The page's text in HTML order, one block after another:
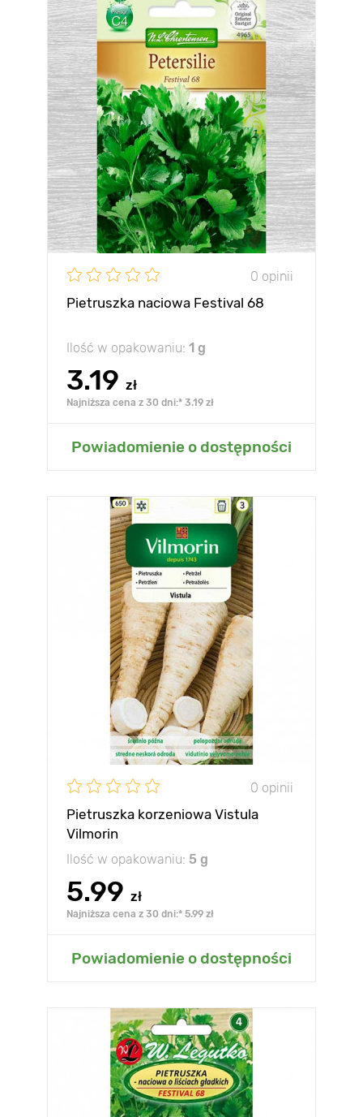
0 opinii
Pietruszka naciowa Festival 68
Ilość w opakowaniu: 1 g
3.19 zł
Najniższa cena z 30 dni:* 3.19 zł
Powiadomienie o dostępności
0 opinii
Pietruszka korzeniowa Vistula
Vilmorin
Ilość w opakowaniu: 5 g
5.99 zł
Najniższa cena z 30 dni:* 5.99 zł
Powiadomienie o dostępności